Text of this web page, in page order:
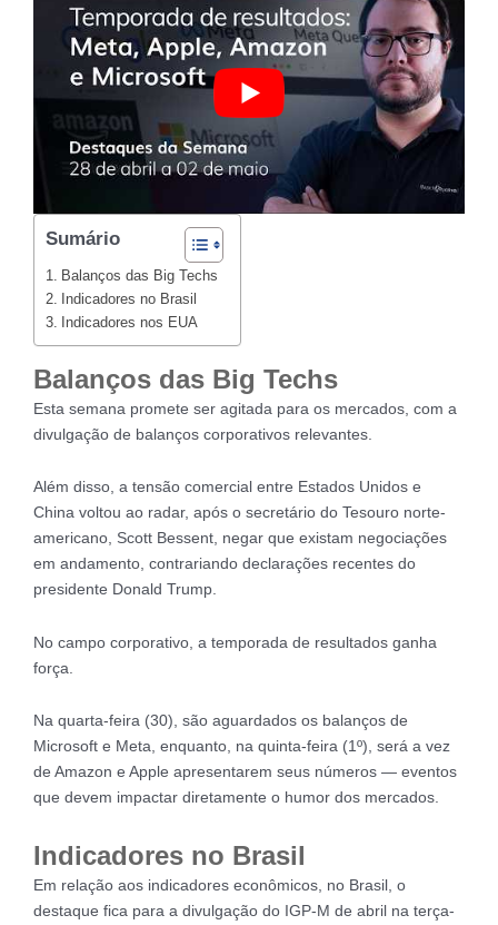
Sumário
Balanços das Big Techs
Indicadores no Brasil
Indicadores nos EUA
Balanços das Big Techs
Esta semana promete ser agitada para os mercados, com a
divulgação de balanços corporativos relevantes.
Além disso, a tensão comercial entre Estados Unidos e
China voltou ao radar, após o secretário do Tesouro norte-
americano, Scott Bessent, negar que existam negociações
em andamento, contrariando declarações recentes do
presidente Donald Trump.
No campo corporativo, a temporada de resultados ganha
força.
Na quarta-feira (30), são aguardados os balanços de
Microsoft e Meta, enquanto, na quinta-feira (1º), será a vez
de Amazon e Apple apresentarem seus números — eventos
que devem impactar diretamente o humor dos mercados.
Indicadores no Brasil
Em relação aos indicadores econômicos, no Brasil, o
destaque fica para a divulgação do IGP-M de abril na terça-